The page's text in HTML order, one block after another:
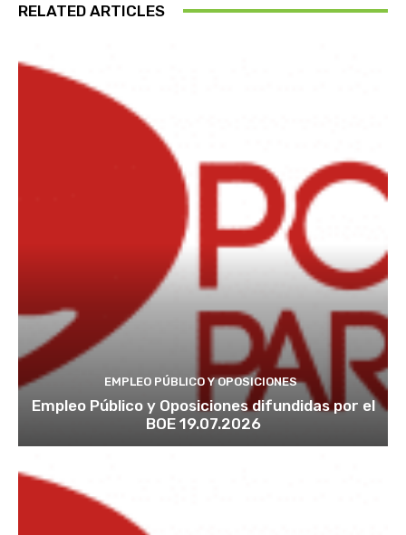
RELATED ARTICLES
EMPLEO PÚBLICO Y OPOSICIONES
Empleo Público y Oposiciones difundidas por el
BOE 19.07.2026